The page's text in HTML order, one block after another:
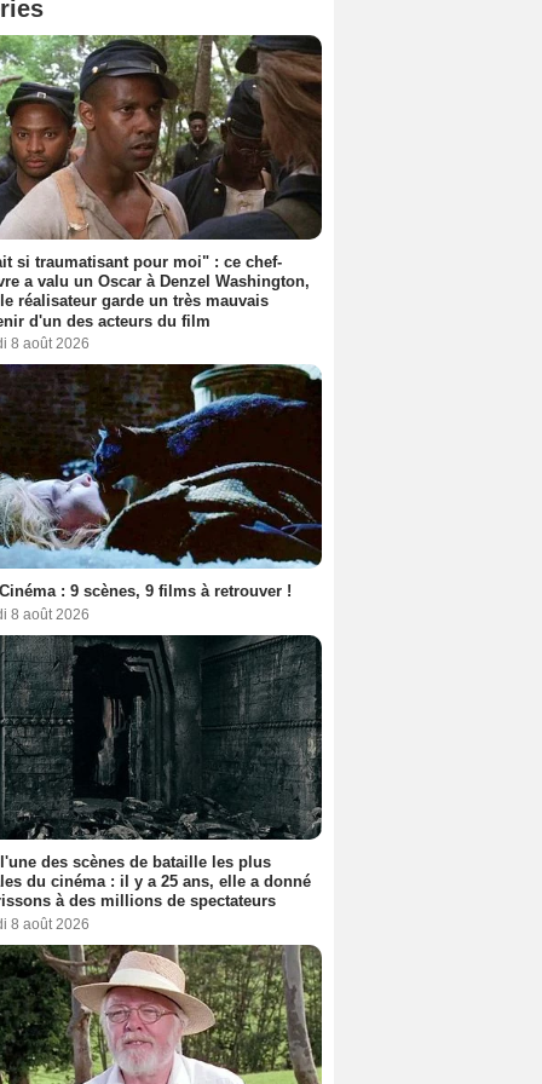
si traumatisant pour moi" : ce chef-
a valu un Oscar à Denzel Washington,
réalisateur garde un très mauvais
d'un des acteurs du film
8 août 2026
: 9 scènes, 9 films à retrouver !
8 août 2026
des scènes de bataille les plus
du cinéma : il y a 25 ans, elle a donné
à des millions de spectateurs
8 août 2026